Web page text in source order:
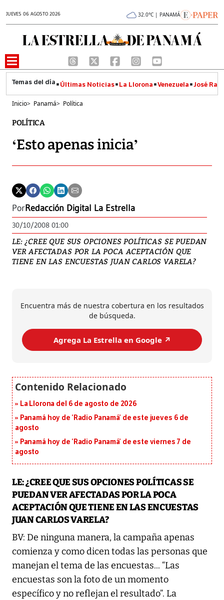
JUEVES 06 AGOSTO 2026 32.0°C | PANAMÁ
Últimas Noticias La Llorona Venezuela José
Inicio> Panamá> Política
POLÍTICA
‘Esto apenas inicia’
PorRedacción Digital La Estrella
30/10/2008 01:00
LE: ¿CREE QUE SUS OPCIONES POLÍTICAS SE PUEDAN
VER AFECTADAS POR LA POCA ACEPTACIÓN QUE
TIENE EN LAS ENCUESTAS JUAN CARLOS VARELA?
Encuentra más de nuestra cobertura en los resultados
de búsqueda.
Agrega La Estrella en Google ↗️
La Llorona del 6 de agosto de 2026
Panamá hoy de ‘Radio Panamá’ de este jueves 6 de
agosto
Panamá hoy de ‘Radio Panamá’ de este viernes 7 de
agosto
LE: ¿CREE QUE SUS OPCIONES POLÍTICAS SE
PUEDAN VER AFECTADAS POR LA POCA
ACEPTACIÓN QUE TIENE EN LAS ENCUESTAS
JUAN CARLOS VARELA?
BV: De ninguna manera, la campaña apenas
comienza y como dicen todas las personas que
manejan el tema de las encuestas... “Las
encuestas son la foto de un momento
específico y no reflejan el resultado”. La